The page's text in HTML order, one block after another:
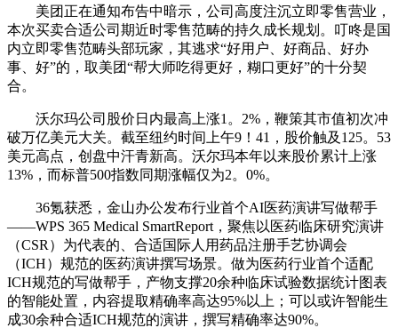
美团正在通知布告中暗示，公司高度注沉立即零售营业，
本次买卖合适公司期近时零售范畴的持久成长规划。叮咚是国
内立即零售范畴头部玩家，其逃求“好用户、好商品、好办
事、好”的，取美团“帮大师吃得更好，糊口更好”的十分契
合。
沃尔玛公司股价日内最高上涨1。2%，鞭策其市值初次冲
破万亿美元大关。截至纽约时间上午9！41，股价触及125。53
美元高点，创盘中汗青新高。沃尔玛本年以来股价累计上涨
13%，而标普500指数同期涨幅仅为2。0%。
36氪获悉，金山办公发布行业首个AI医药演讲写做帮手
——WPS 365 Medical SmartReport，聚焦以医药临床研究演讲
（CSR）为代表的、合适国际人用药品注册手艺协调会
（ICH）规范的医药演讲撰写场景。做为医药行业首个适配
ICH规范的写做帮手，产物支撑20余种临床试验数据统计图表
的智能处置，内容提取精确率高达95%以上；可以或许智能生
成30余种合适ICH规范的演讲，撰写精确率达90%。